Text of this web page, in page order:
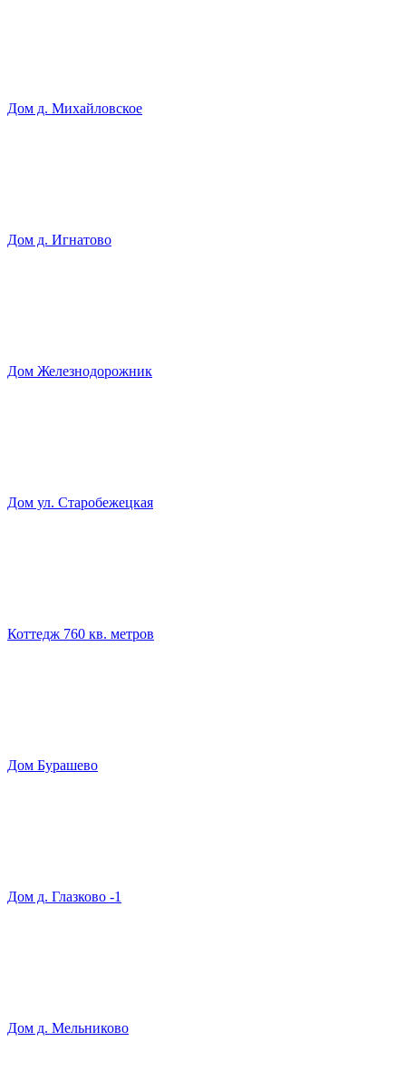
Дом д. Михайловское
Дом д. Игнатово
Дом Железнодорожник
Дом ул. Старобежецкая
Коттедж 760 кв. метров
Дом Бурашево
Дом д. Глазково -1
Дом д. Мельниково